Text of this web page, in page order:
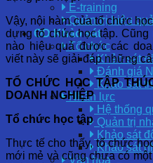
E-training
Quản trị hiệu
OD Khảo sát
Tổ chức
Khảo sát
Đánh giá
Khảo sát
Nhân lực
Hệ thống
Quản trị
Khảo sát
Khảo sát
Văn hóa
Vậy, nội hàm của tổ chức
dựng tổ chức học tập.
nào hiệu quả được các
viết này sẽ giải đáp những
TỔ CHỨC HỌC TẬP
DOANH NGHIỆP
Tổ chức học tập
Thực tế cho thấy, tổ chức
mới mẻ và cũng chưa có